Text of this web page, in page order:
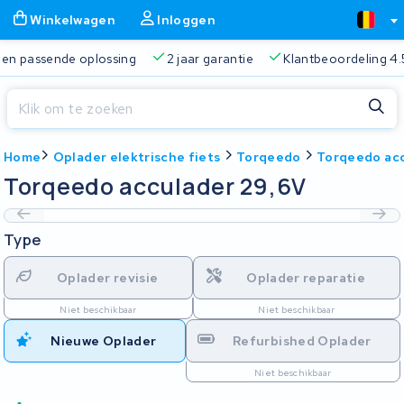
Winkelwagen Inloggen
oplossing 2 jaar garantie Klantbeoordeling 4.5/5
Home Oplader elektrische fiets Torqeedo Torqeedo
Torqeedo acculader 29,6V
Type
Oplader revisie
Niet beschikbaar
Oplader reparatie
Niet beschikbaar
Nieuwe Oplader Refurbished Oplader
Niet beschikbaar
Winkelwagen Sluiten
Je winkelwagen is leeg.
Altijd een passende oplossing 2
Sluiten
Begin te typen in de zoekbalk om te zoeken